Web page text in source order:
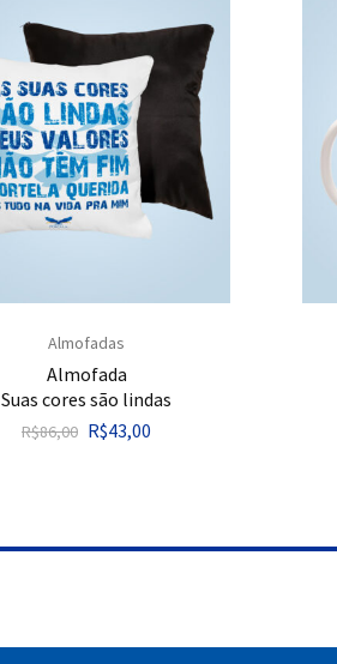
Almofadas
Almofada
Suas cores são lindas
R$86,00 R$43,00